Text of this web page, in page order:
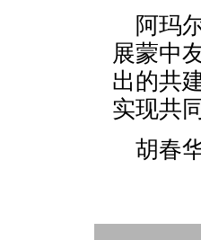
阿玛
展蒙中
出的共
实现共
胡春